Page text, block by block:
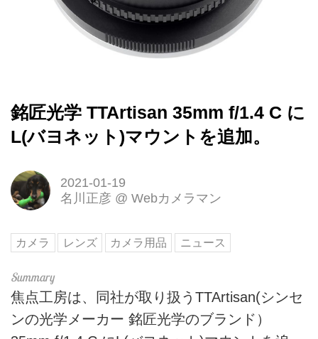
銘匠光学 TTArtisan 35mm f/1.4 C に
L(バヨネット)マウントを追加。
2021-01-19
名川正彦 @ Webカメラマン
カメラ レンズ カメラ用品 ニュース
焦点工房は、同社が取り扱うTTArtisan(シンセ
ンの光学メーカー 銘匠光学のブランド）